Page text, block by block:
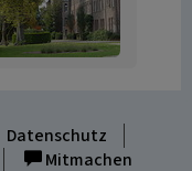
Datenschutz
Mitmachen